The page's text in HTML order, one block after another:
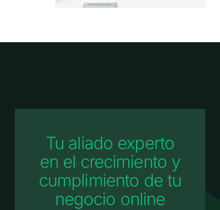
Tu aliado experto
en el crecimiento y
cumplimiento de tu
negocio online